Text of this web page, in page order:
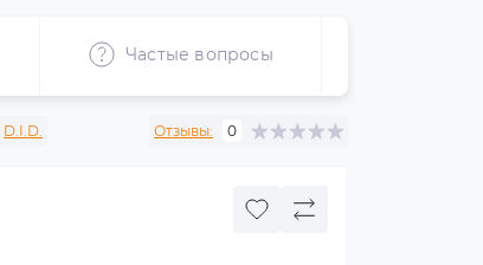
Частые вопросы
D.I.D. Отзывы: 0